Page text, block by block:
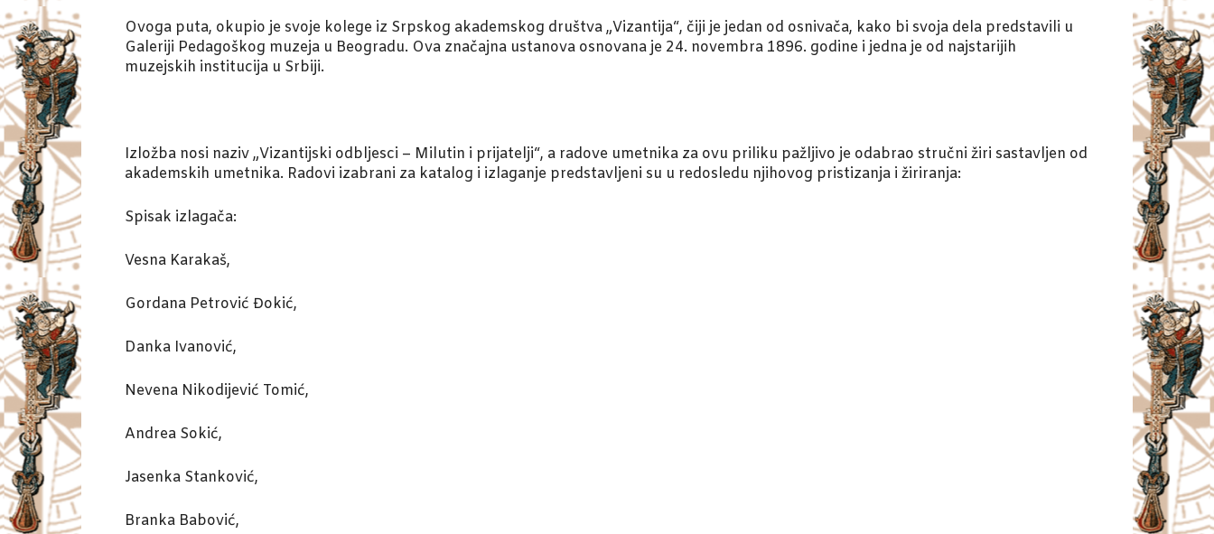
Ovoga puta, okupio je svoje kolege iz Srpskog akademskog društva „Vizantija“, čiji je jedan od osnivača, kako bi svoja dela predstavili u
Galeriji Pedagoškog muzeja u Beogradu. Ova značajna ustanova osnovana je 24. novembra 1896. godine i jedna je od najstarijih
muzejskih institucija u Srbiji.
Izložba nosi naziv „Vizantijski odbljesci – Milutin i prijatelji“, a radove umetnika za ovu priliku pažljivo je odabrao stručni žiri sastavljen od
akademskih umetnika. Radovi izabrani za katalog i izlaganje predstavljeni su u redosledu njihovog pristizanja i žiriranja:
Spisak izlagača:
Vesna Karakaš,
Gordana Petrović Đokić,
Danka Ivanović,
Nevena Nikodijević Tomić,
Andrea Sokić,
Jasenka Stanković,
Branka Babović,